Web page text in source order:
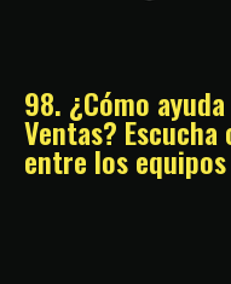
98. ¿Cómo
Ventas?
entre los